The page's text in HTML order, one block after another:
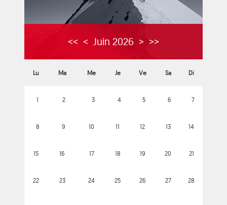
<< < Juin 2026 > >>
Lu Ma Me Je Ve Sa Di
1 2 3 4 5 6 7
8 9 10 11 12 13 14
15 16 17 18 19 20 21
22 23 24 25 26 27 28